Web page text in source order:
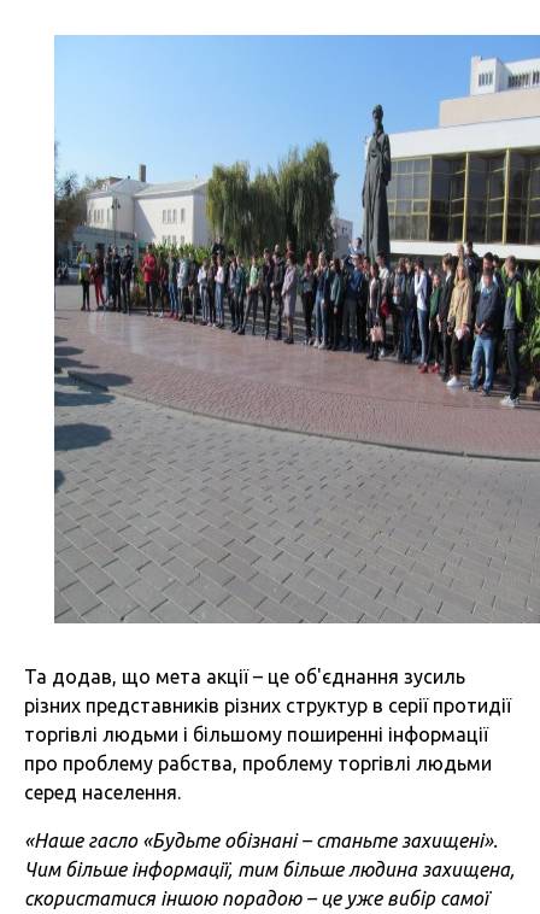
Та додав, що мета акції – це об'єднання зусиль
різних представників різних структур в серії протидії
торгівлі людьми і більшому поширенні інформації
про проблему рабства, проблему торгівлі людьми
серед населення.
«Наше гасло «Будьте обізнані – станьте захищені».
Чим більше інформації, тим більше людина захищена,
скористатися іншою порадою – це уже вибір самої